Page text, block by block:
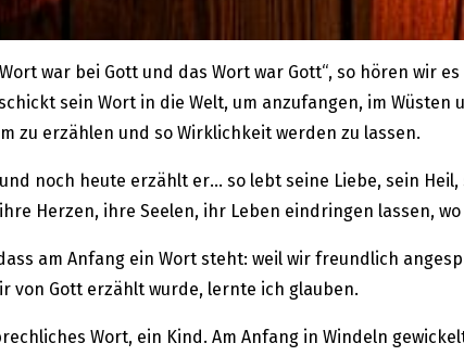
war bei Gott und das Wort war Gott“, so hören wir
sein Wort in die Welt, um anzufangen, im
zu erzählen und so Wirklichkeit werden zu lassen.
noch heute erzählt er… so lebt seine Liebe, sein
Herzen, ihre Seelen, ihr Leben eindringen lassen,
am Anfang ein Wort steht: weil wir freundlich
von Gott erzählt wurde, lernte ich glauben.
Wort, ein Kind. Am Anfang in Windeln